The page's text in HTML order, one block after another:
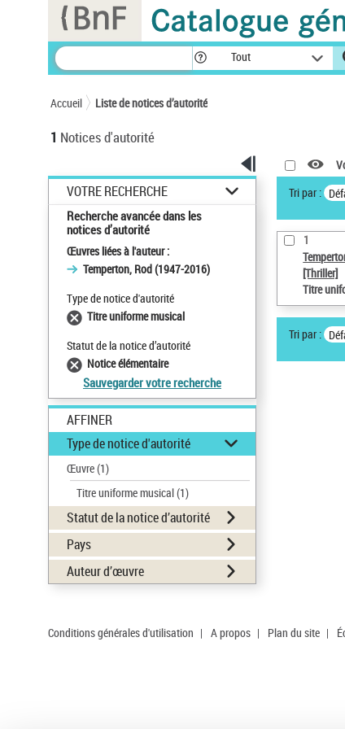
Tout
Accueil Liste de notices d’autorité
1 Notices d'autorité
VOTRE RECHERCHE
Recherche avancée dans les
notices d’autorité
Œuvres liées à l'auteur :
Temperton, Rod (1947-2016)
Type de notice d'autorité
Titre uniforme musical
Statut de la notice d’autorité
Notice élémentaire
Sauvegarder votre recherche
AFFINER
Type de notice d'autorité
Œuvre(1)
Titre uniforme musical(1)
Statut de la notice d’autorité
Pays
Auteur d’œuvre
Tri par :
1
[Thriller]
Titre
Tri par :
Conditions générales d'utilisation | A propos | Plan du site |
Panneau de gestion des cookies